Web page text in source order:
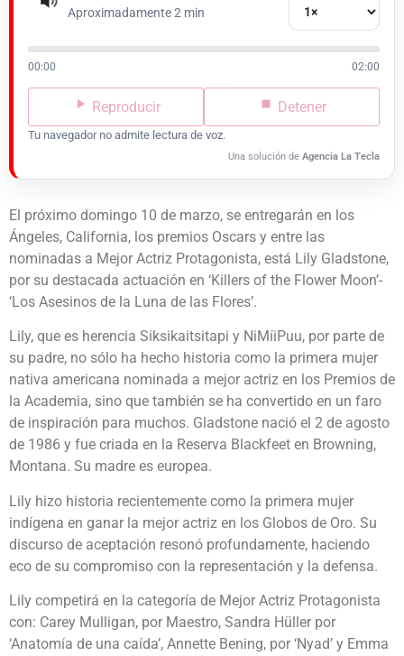
Aproximadamente 2 min
00:00 02:00
Reproducir Detener
Tu navegador no admite lectura de voz.
Una solución de Agencia La Tecla
El próximo domingo 10 de marzo, se entregarán en los
Ángeles, California, los premios Oscars y entre las
nominadas a Mejor Actriz Protagonista, está Lily Gladstone,
por su destacada actuación en ‘Killers of the Flower Moon’-
‘Los Asesinos de la Luna de las Flores’.
Lily, que es herencia Siksikaitsitapi y NiMíiPuu, por parte de
su padre, no sólo ha hecho historia como la primera mujer
nativa americana nominada a mejor actriz en los Premios de
la Academia, sino que también se ha convertido en un faro
de inspiración para muchos. Gladstone nació el 2 de agosto
de 1986 y fue criada en la Reserva Blackfeet en Browning,
Montana. Su madre es europea.
Lily hizo historia recientemente como la primera mujer
indígena en ganar la mejor actriz en los Globos de Oro. Su
discurso de aceptación resonó profundamente, haciendo
eco de su compromiso con la representación y la defensa.
Lily competirá en la categoría de Mejor Actriz Protagonista
con: Carey Mulligan, por Maestro, Sandra Hüller por
‘Anatomía de una caída’, Annette Bening, por ‘Nyad’ y Emma